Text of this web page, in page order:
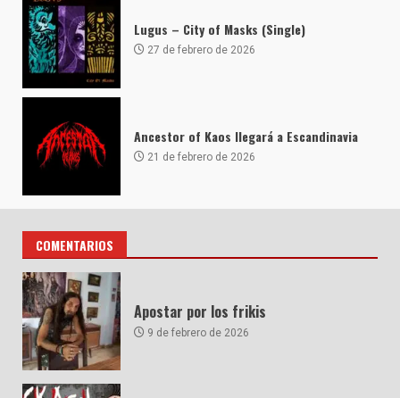
Lugus – City of Masks (Single)
27 de febrero de 2026
Ancestor of Kaos llegará a Escandinavia
21 de febrero de 2026
COMENTARIOS
Apostar por los frikis
9 de febrero de 2026